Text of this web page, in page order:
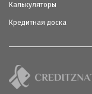
Калькуляторы
Кредитная доска